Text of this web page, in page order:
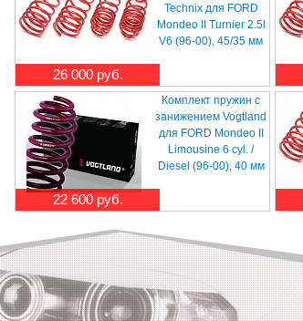
26 000 руб.
Technix для FORD
Mondeo II Turnier 2.5l
V6 (96-00), 45/35 мм
22 600 руб.
Комплект пружин с
занижением Vogtland
для FORD Mondeo II
Limousine 6 cyl. /
Diesel (96-00), 40 мм